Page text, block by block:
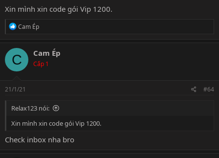
Xin mình xin code gói Vip 1200.
R
c
t
i
o
s
Cam Ép
C Cam Ép
Cấp 1
21/1/21 #64
Relax123 nói:
Xin mình xin code gói Vip 1200.
Check inbox nha bro